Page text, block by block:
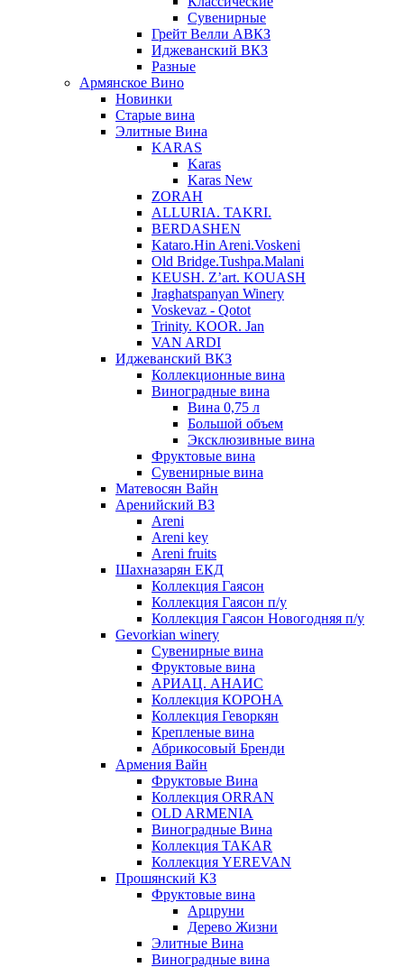
Сувенирные
Грейт Велли АВКЗ
Иджеванский ВКЗ
Разные
Армянское Вино
Новинки
Старые вина
Элитные Вина
KARAS
Karas
Karas New
ZORAH
ALLURIA. TAKRI.
BERDASHEN
Kataro.Hin Areni.Voskeni
Old Bridge.Tushpa.Malani
KEUSH. Z’art. KOUASH
Jraghatspanyan Winery
Voskevaz - Qotot
Trinity. KOOR. Jan
VAN ARDI
Иджеванский ВКЗ
Коллекционные вина
Виноградные вина
Вина 0,75 л
Большой объем
Эксклюзивные вина
Фруктовые вина
Cувенирные вина
Матевосян Вайн
Аренийский ВЗ
Areni
Areni key
Areni fruits
Шахназарян ЕКД
Коллекция Гаясон
Коллекция Гаясон п/у
Коллекция Гаясон Новогодняя п/у
Gevorkian winery
Сувенирные вина
Фруктовые вина
АРИАЦ. АНАИС
Коллекция КОРОНА
Коллекция Геворкян
Крепленые вина
Абрикосовый Бренди
Армения Вайн
Фруктовые Вина
Коллекция ORRAN
OLD ARMENIA
Виноградные Вина
Коллекция TAKAR
Коллекция YEREVAN
Прошянский КЗ
Фруктовые вина
Арцруни
Дерево Жизни
Элитные Вина
Виноградные вина